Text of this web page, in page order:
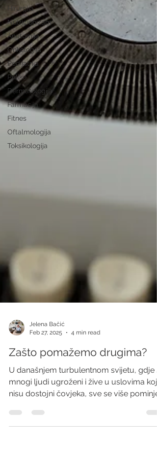
Hirurgija
Nutricionizam
Anatomija
Onkologija
Pedijatrija
Prilike
Dermatologija
Farmacija
Fitnes
Oftalmologija
Toksikologija
Feb 27, 2025
4 min read
Zašto pomažemo drugima?
U današnjem turbulentnom svijetu, gdje
nisu dostojni čovjeka, sve se više pominje
važnost...